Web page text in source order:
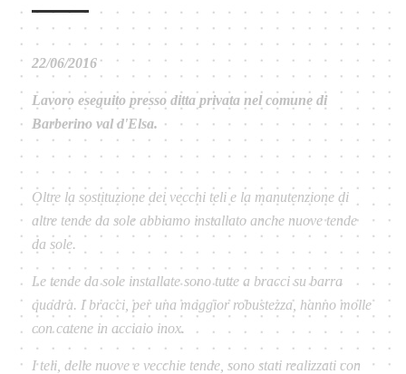
22/06/2016
Lavoro eseguito presso ditta privata nel comune di
Barberino val d'Elsa.
Oltre la sostituzione dei vecchi teli e la manutenzione di
altre tende da sole abbiamo installato anche nuove tende
da sole.
Le tende da sole installate sono tutte a bracci su barra
quadra. I bracci, per una maggior robustezza, hanno molle
con catene in acciaio inox.
I teli, delle nuove e vecchie tende, sono stati realizzati con